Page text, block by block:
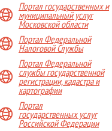
Портал государственных и
муниципальный услуг
Московской области
Портал Федеральной
Налоговой Службы
Портал Федеральной
службы государственной
регистрации, кадастра и
картографии
Портал
государственных услуг
Российской Федерации